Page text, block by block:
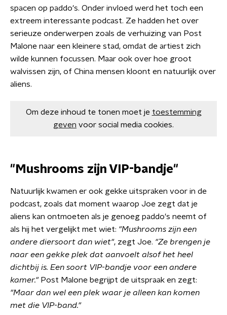
spacen op paddo's. Onder invloed werd het toch een
extreem interessante podcast. Ze hadden het over
serieuze onderwerpen zoals de verhuizing van Post
Malone naar een kleinere stad, omdat de artiest zich
wilde kunnen focussen. Maar ook over hoe groot
walvissen zijn, of China mensen kloont en natuurlijk over
aliens.
Om deze inhoud te tonen moet je toestemming
geven voor social media cookies.
"Mushrooms zijn VIP-bandje"
Natuurlijk kwamen er ook gekke uitspraken voor in de
podcast, zoals dat moment waarop Joe zegt dat je
aliens kan ontmoeten als je genoeg paddo's neemt of
als hij het vergelijkt met wiet: "Mushrooms zijn een
andere diersoort dan wiet", zegt Joe. "Ze brengen je
naar een gekke plek dat aanvoelt alsof het heel
dichtbij is. Een soort VIP-bandje voor een andere
kamer."Post Malone begrijpt de uitspraak en zegt:
"Maar dan wel een plek waar je alleen kan komen
met die VIP-band."